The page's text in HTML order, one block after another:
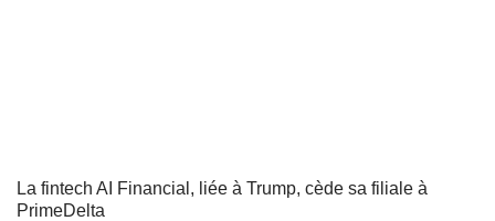
La fintech AI Financial, liée à Trump, cède sa filiale à
PrimeDelta